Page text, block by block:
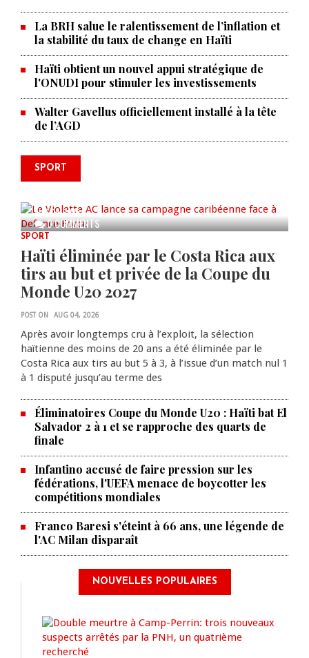
La BRH salue le ralentissement de l’inflation et
la stabilité du taux de change en Haïti
Haïti obtient un nouvel appui stratégique de
l'ONUDI pour stimuler les investissements
Walter Gavellus officiellement installé à la tête
de l’AGD
SPORT
0 COMMENTS
Le Violette AC lance sa campagne
AUG 04, 2026
SPORT
Haïti éliminée par le Costa Rica aux
tirs au but et privée de la Coupe du
Monde U20 2027
POST ON AUG 04, 2026
Après avoir longtemps cru à l’exploit, la sélection
haïtienne des moins de 20 ans a été éliminée par le
Costa Rica aux tirs au but 5 à 3, à l’issue d’un match nul 1
à 1 disputé jusqu’au terme des
Éliminatoires Coupe du Monde U20 : Haïti bat El
Salvador 2 à 1 et se rapproche des quarts de
finale
Infantino accusé de faire pression sur les
fédérations, l'UEFA menace de boycotter les
compétitions mondiales
Franco Baresi s'éteint à 66 ans, une légende de
l'AC Milan disparaît
NOUVELLES POPULAIRES